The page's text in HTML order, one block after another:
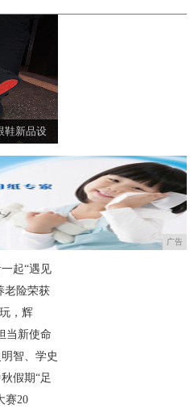
鞋新品设
广告
起“遇见
老险荣获
，辉
当新使命
智、学史
假期“足
赛20